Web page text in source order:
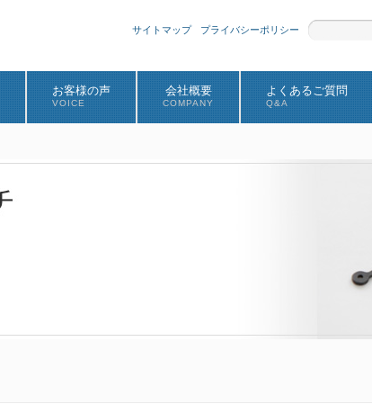
サイトマップ プライバシーポリシー
お客様の声
VOICE
会社概要
COMPANY
よくあるご質問
Q&A